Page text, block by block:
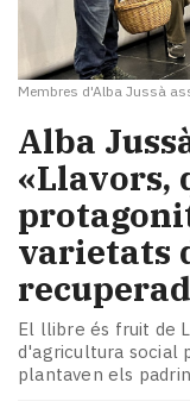
Membres d'Alba Jussà
Alba
«Llavors,
varietats
El llibre és fruit de
d'agricultura social
plantaven els